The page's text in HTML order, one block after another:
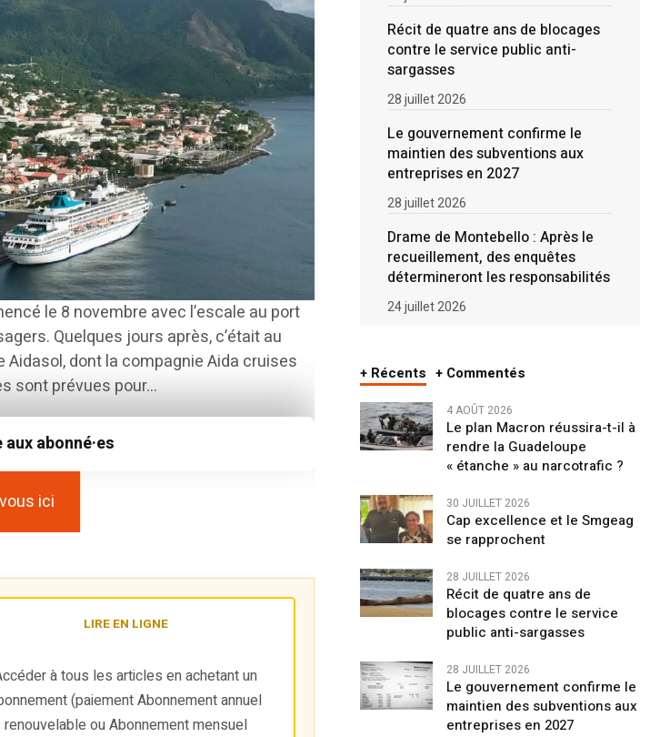
le 8 novembre avec l’escale au port
Quelques jours après, c’était au
dont la compagnie Aida cruises
sont prévues pour...
abonné·es
ici
LIRE EN LIGNE
à tous les articles en achetant un
(paiement Abonnement annuel
renouvelable ou Abonnement mensuel
Récit de quatre ans de blocages
contre le service public anti-
sargasses
28 juillet 2026
Le gouvernement confirme le
maintien des subventions aux
entreprises en 2027
28 juillet 2026
Drame de Montebello : Après le
recueillement, des enquêtes
détermineront les responsabilités
24 juillet 2026
+ Récents + Commentés
4 AOÛT 2026
Le plan Macron réussira-t-il à
rendre la Guadeloupe
« étanche » au narcotrafic ?
30 JUILLET 2026
Cap excellence et le Smgeag
se rapprochent
28 JUILLET 2026
Récit de quatre ans de
blocages contre le service
public anti-sargasses
28 JUILLET 2026
Le gouvernement confirme le
maintien des subventions aux
entreprises en 2027